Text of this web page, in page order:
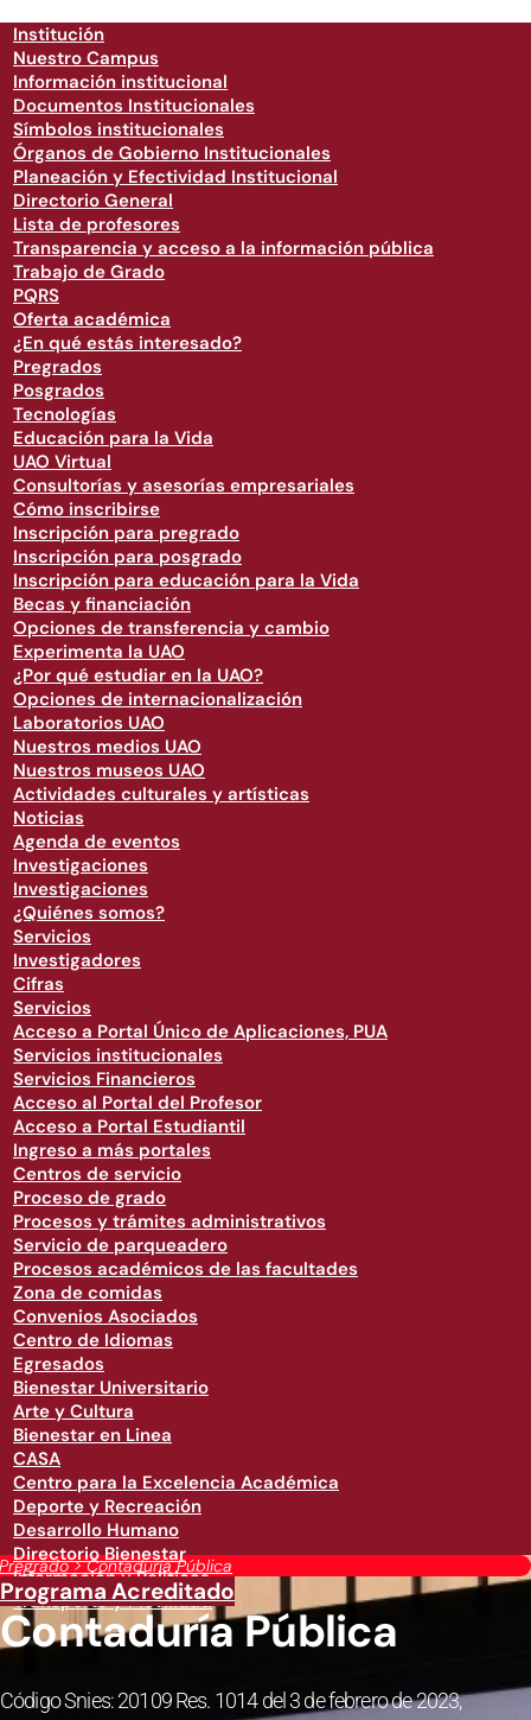
Institución
Nuestro Campus
Información institucional
Documentos Institucionales
Símbolos institucionales
Órganos de Gobierno Institucionales
Planeación y Efectividad Institucional
Directorio General
Lista de profesores
Transparencia y acceso a la información pública
Trabajo de Grado
PQRS
Oferta académica
¿En qué estás interesado?
Pregrados
Posgrados
Tecnologías
Educación para la Vida
UAO Virtual
Consultorías y asesorías empresariales
Cómo inscribirse
Inscripción para pregrado
Inscripción para posgrado
Inscripción para educación para la Vida
Becas y financiación
Opciones de transferencia y cambio
Experimenta la UAO
¿Por qué estudiar en la UAO?
Opciones de internacionalización
Laboratorios UAO
Nuestros medios UAO
Nuestros museos UAO
Actividades culturales y artísticas
Noticias
Agenda de eventos
Investigaciones
Investigaciones
¿Quiénes somos?
Servicios
Investigadores
Cifras
Servicios
Acceso a Portal Único de Aplicaciones, PUA
Servicios institucionales
Servicios Financieros
Acceso al Portal del Profesor
Acceso a Portal Estudiantil
Ingreso a más portales
Centros de servicio
Proceso de grado
Procesos y trámites administrativos
Servicio de parqueadero
Procesos académicos de las facultades
Zona de comidas
Convenios Asociados
Centro de Idiomas
Egresados
Bienestar Universitario
Arte y Cultura
Bienestar en Linea
CASA
Centro para la Excelencia Académica
Deporte y Recreación
Desarrollo Humano
Directorio Bienestar
Información y Políticas
Transporte y Movilidad
Pregrado>Contaduría Pública
Programa Acreditado
Contaduría Pública
Código Snies: 20109 Res. 1014 del 3 de febrero de 2023,